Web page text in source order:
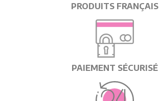
PRODUITS FRANÇAIS
PAIEMENT SÉCURISÉ